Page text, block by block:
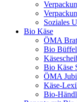
Soziales
Bio Käse
ÖMA
Bio
Bio Käse
ÖMA
Käse-
Bio-